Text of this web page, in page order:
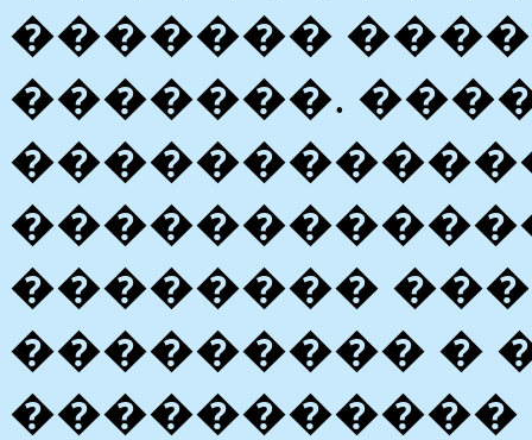
�������
�������.
��������
��������� �
�����������